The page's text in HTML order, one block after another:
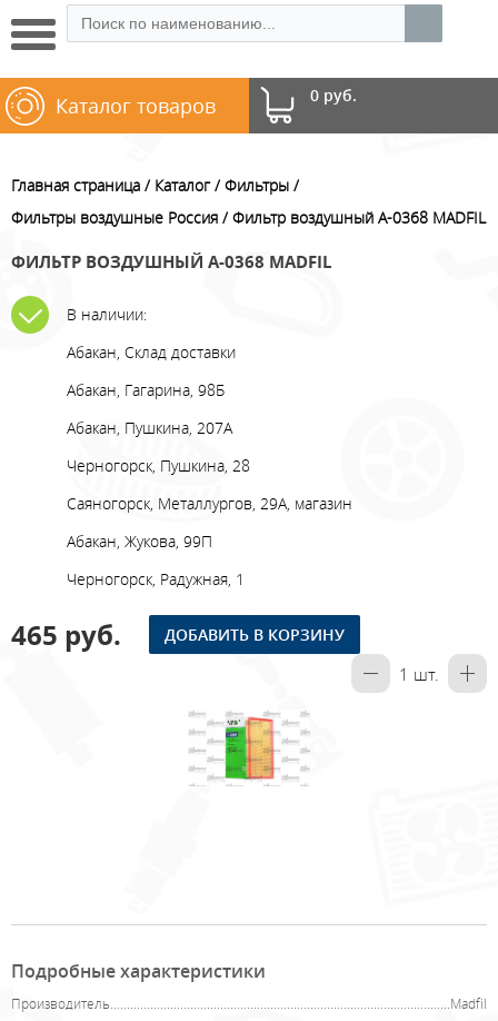
0 руб.
Каталог товаров
Главная страница Каталог
Фильтры
Фильтры воздушные Россия
Фильтр воздушный A-0368 MADFIL
ФИЛЬТР ВОЗДУШНЫЙ A-0368 MADFIL
В наличии:
Абакан, Склад доставки
Абакан, Гагарина, 98Б
Абакан, Пушкина, 207А
Черногорск, Пушкина, 28
Саяногорск, Металлургов, 29А, магазин
Абакан, Жукова, 99П
Черногорск, Радужная, 1
465 руб. ДОБАВИТЬ В КОРЗИНУ
1 шт.
Подробные характеристики
Производитель
Madfil